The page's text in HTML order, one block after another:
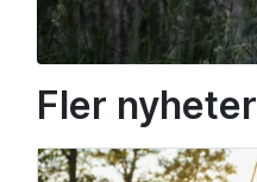
Fler nyheter